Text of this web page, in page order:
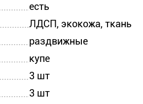
есть
ЛДСП, экокожа, ткань
раздвижные
купе
3 шт
3 шт